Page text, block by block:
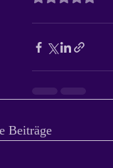
Beiträge